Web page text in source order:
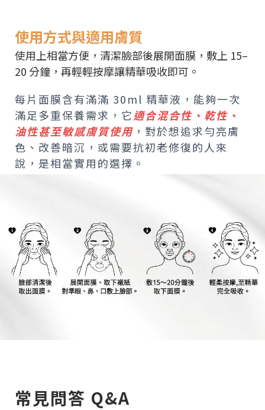
使用方式與適用膚質
使用上相當方便，清潔臉部後展開面膜，敷上 15–
20 分鐘，再輕輕按摩讓精華吸收即可。
每片面膜含有滿滿 30ml 精華液，能夠一次
滿足多重保養需求，它適合混合性、乾性、
油性甚至敏感膚質使用 ，對於想追求勻亮膚
色、改善暗沉，或需要抗初老修復的人來
說，是相當實用的選擇。
常見問答 Q&A